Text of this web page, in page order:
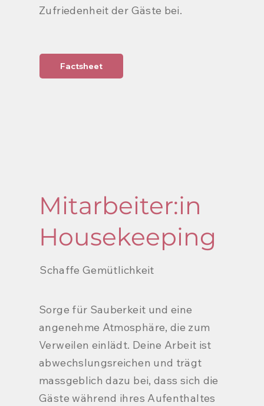
Zufriedenheit der Gäste bei.
Factsheet
Mitarbeiter:in
Housekeeping
Schaffe Gemütlichkeit
Sorge für Sauberkeit und eine
angenehme Atmosphäre, die zum
Verweilen einlädt. Deine Arbeit ist
abwechslungsreichen und trägt
massgeblich dazu bei, dass sich die
Gäste während ihres Aufenthaltes